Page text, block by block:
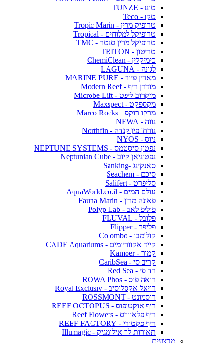
טונז - TUNZE
טקו - Teco
טרופיק מרין - Tropic Marin
טרופיקל למלוחים - Tropical
טרופיקל מרין סנטר - TMC
טריטון - TRITON
כימיקלין - ChemiClean
לגונה - LAGUNA
מארין פיור - MARINE PURE
מודרן ריף - Modern Reef
מיקרוב ליפט - Microbe Lift
מקספקט - Maxspect
מרקו רוקס - Marco Rocks
נווה - NEWA
נורת' פין קנדה - Northfin
ניוס - NYOS
נפטון סיסטמס - NEPTUNE SYSTEMS
נפטוניאן קיוב - Neptunian Cube
סאנקינג -Sanking
סיכם - Seachem
סליפרט - Salifert
עולם המים - AquaWorld.co.il
פאונה מרין - Fauna Marin
פוליפ לאב - Polyp Lab
פלובל - FLUVAL
פליפר - Flipper
קולומבו - Colombo
קייד אקווריומים - CADE Aquariums
קמור - Kamoer
קריב סי - CaribSea
רד סי - Red Sea
רואה פוס - ROWA Phos
רויאל אקסלוסיב - Royal Exclusiv
רוסמונט - ROSSMONT
ריף אוקטופוס - REEF OCTOPUS
ריף פלאוורס - Reef Flowers
ריף פקטורי - REEF FACTORY
תאורות לד אילומגיק - Illumagic
מבצעים